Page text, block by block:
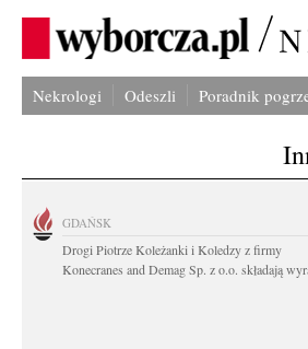
Nekrologi Odeszli Poradnik
GDAŃSK
Drogi Piotrze Koleżanki i Koledzy z firmy
Konecranes and Demag Sp. z o.o. składają